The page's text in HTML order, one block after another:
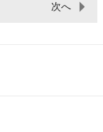
次へ